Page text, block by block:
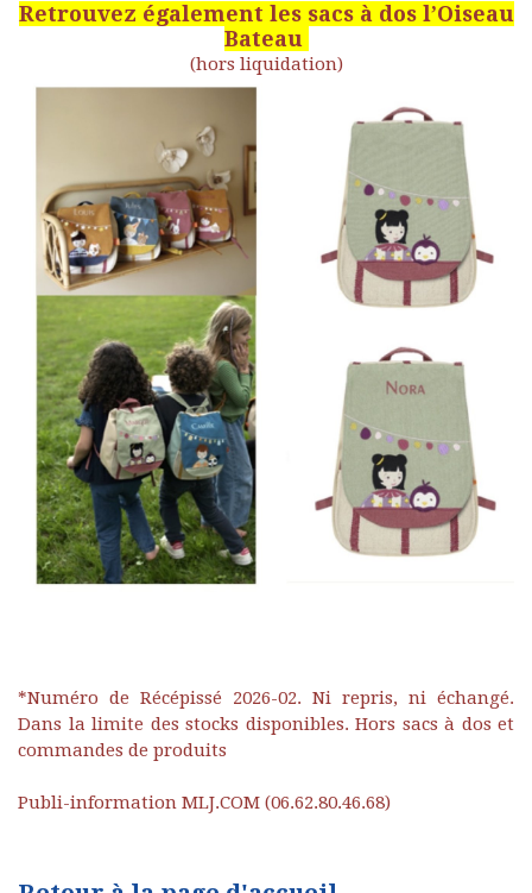
Retrouvez également les sacs à dos l’Oiseau
Bateau
(hors liquidation)
*Numéro de Récépissé 2026-02. Ni repris, ni échangé.
Dans la limite des stocks disponibles. Hors sacs à dos et
commandes de produits
Publi-information MLJ.COM (06.62.80.46.68)